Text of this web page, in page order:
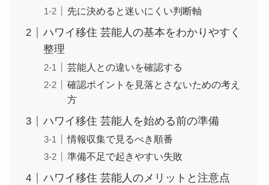
先に決めると迷いにくい判断軸
ハワイ移住 芸能人の基本をわかりやすく
整理
芸能人との違いを確認する
確認ポイントを見落とさないための考え
方
ハワイ移住 芸能人を始める前の準備
情報収集で見るべき順番
準備不足で起きやすい失敗
ハワイ移住 芸能人のメリットと注意点